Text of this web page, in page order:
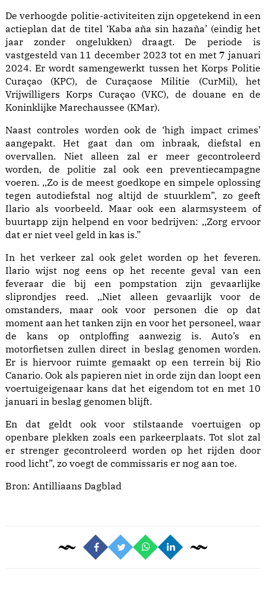
De verhoogde politie-activiteiten zijn opgetekend in een
actieplan dat de titel ‘Kaba aña sin hazaña’ (eindig het
jaar zonder ongelukken) draagt. De periode is
vastgesteld van 11 december 2023 tot en met 7 januari
2024. Er wordt samengewerkt tussen het Korps Politie
Curaçao (KPC), de Curaçaose Militie (CurMil), het
Vrijwilligers Korps Curaçao (VKC), de douane en de
Koninklijke Marechaussee (KMar).
Naast controles worden ook de ‘high impact crimes’
aangepakt. Het gaat dan om inbraak, diefstal en
overvallen. Niet alleen zal er meer gecontroleerd
worden, de politie zal ook een preventiecampagne
voeren. ,,Zo is de meest goedkope en simpele oplossing
tegen autodiefstal nog altijd de stuurklem”, zo geeft
Ilario als voorbeeld. Maar ook een alarmsysteem of
buurtapp zijn helpend en voor bedrijven: ,,Zorg ervoor
dat er niet veel geld in kas is.”
In het verkeer zal ook gelet worden op het feveren.
Ilario wijst nog eens op het recente geval van een
feveraar die bij een pompstation zijn gevaarlijke
sliprondjes reed. ,,Niet alleen gevaarlijk voor de
omstanders, maar ook voor personen die op dat
moment aan het tanken zijn en voor het personeel, waar
de kans op ontploffing aanwezig is. Auto’s en
motorfietsen zullen direct in beslag genomen worden.
Er is hiervoor ruimte gemaakt op een terrein bij Rio
Canario. Ook als papieren niet in orde zijn dan loopt een
voertuigeigenaar kans dat het eigendom tot en met 10
januari in beslag genomen blijft.
En dat geldt ook voor stilstaande voertuigen op
openbare plekken zoals een parkeerplaats. Tot slot zal
er strenger gecontroleerd worden op het rijden door
rood licht”, zo voegt de commissaris er nog aan toe.
Bron: Antilliaans Dagblad